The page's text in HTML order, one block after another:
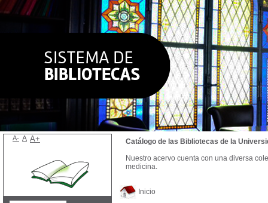
Inicio
Catálogo de las Bibliotecas de la
Nuestro acervo cuenta con una diversa
medicina.
A- A A+